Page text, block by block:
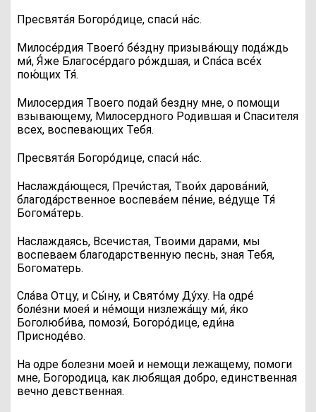
Пресвята́я Богоро́дице, спаси́ на́с.
Милосе́рдия Твоего́ бе́здну призыва́ющу пода́ждь
ми́, Я́же Благосе́рдаго ро́ждшая, и Спа́са все́х
пою́щих Тя́.
Милосердия Твоего подай бездну мне, о помощи
взывающему, Милосердного Родившая и Спасителя
всех, воспевающих Тебя.
Пресвята́я Богоро́дице, спаси́ на́с.
Наслажда́ющеся, Пречи́стая, Твои́х дарова́ний,
благода́рственное воспева́ем пе́ние, ве́дуще Тя́
Богома́терь.
Наслаждаясь, Всечистая, Твоими дарами, мы
воспеваем благодарственную песнь, зная Тебя,
Богоматерь.
Сла́ва Отцу, и Сы́ну, и Свято́му Ду́ху. На одре́
боле́зни моея́ и не́мощи низлежа́щу ми́, я́ко
Боголюби́ва, помози́, Богоро́дице, еди́на
Присноде́во.
На одре болезни моей и немощи лежащему, помоги
мне, Богородица, как любящая добро, единственная
вечно девственная.